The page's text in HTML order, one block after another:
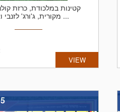
קטינות במלכודת, כרזת
מקורית, ג'ורג' לזנבי ואנט סטוינברג ...
VIEW